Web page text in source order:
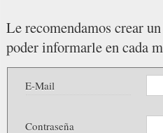
Le recomendamos crear
poder informarle en cada
E-Mail
Contraseña